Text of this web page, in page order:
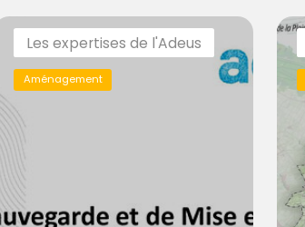
Les expertises de l'Adeus
Aménagement